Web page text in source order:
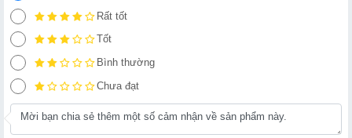
Rất tốt
Tốt
Bình thường
Chưa đạt